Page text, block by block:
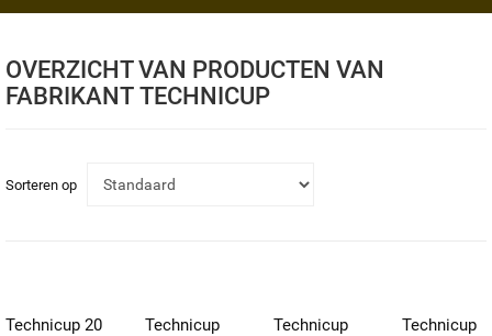
OVERZICHT VAN PRODUCTEN VAN
FABRIKANT TECHNICUP
Sorteren op
Technicup 20
Technicup
Technicup
Technicup